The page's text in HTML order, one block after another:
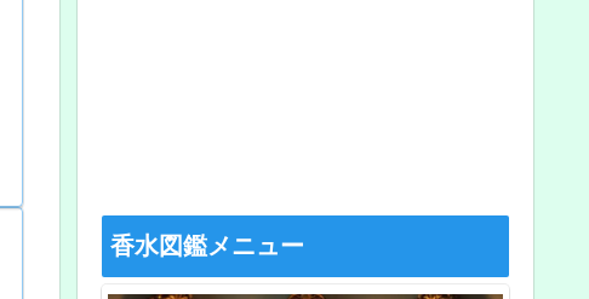
香水図鑑メニュー